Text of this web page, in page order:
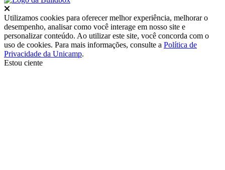
Utilizamos cookies para oferecer melhor experiência, melhorar o
desempenho, analisar como você interage em nosso site e
personalizar conteúdo. Ao utilizar este site, você concorda com o
uso de cookies. Para mais informações, consulte a Política de
Privacidade da Unicamp.
Estou ciente